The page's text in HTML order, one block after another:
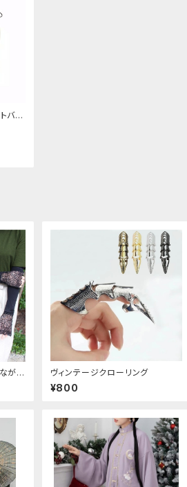
バッ
がら
カ
ヴィンテージクローリング
¥800